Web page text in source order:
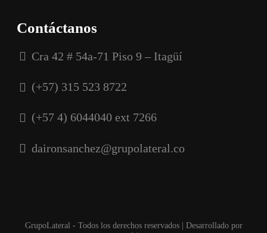
Contáctanos
Cra 42 # 54a-71 Piso 9 – Itagüí
(+57) 315 523 8722
(+57 4) 6044040 ext 7266
daironsanchez@grupolateral.co
GrupoLateral - Todos los derechos reservados | Desarrollado por